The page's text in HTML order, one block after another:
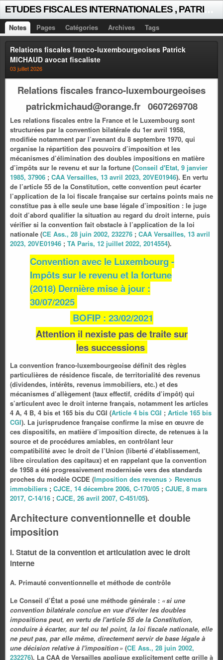
Notes Pages Catégories Archives Tags
Relations fiscales franco-luxembourgeoises Patrick
MICHAUD avocat fiscaliste
03 juillet 2026
Relations fiscales franco-luxembourgeoises
patrickmichaud@orange.fr 0607269708
Les relations fiscales entre la France et le Luxembourg sont
structurées par la convention bilatérale du 1er avril 1958,
modifiée notamment par l’avenant du 8 septembre 1970, qui
organise la répartition des pouvoirs d’imposition et les
mécanismes d’élimination des doubles impositions en matière
d’impôts sur le revenu et sur la fortune (Conseil d'Etat, 9 janvier
1985, 37906 ; CAA Versailles, 13 avril 2023, 20VE01946). En vertu
de l’article 55 de la Constitution, cette convention peut écarter
l’application de la loi fiscale française sur certains points mais ne
constitue pas à elle seule une base légale d’imposition : le juge
doit d’abord qualifier la situation au regard du droit interne, puis
vérifier si la convention fait obstacle à l’application de la loi
nationale (CE Ass., 28 juin 2002, 232276 ; CAA Versailles, 13 avril
2023, 20VE01946 ; TA Paris, 12 juillet 2022, 2014554).
Convention avec le Luxembourg -
Impôts sur le revenu et la fortune
(2018) Dernière mise à jour :
30/07/2025
BOFIP : 23/02/2021
Attention il nexiste pas de traite sur
les successions
La convention franco-luxembourgeoise définit des règles
particulières de résidence fiscale, de territorialité des revenus
(dividendes, intérêts, revenus immobiliers, etc.) et des
mécanismes d’allègement (taux effectif, crédits d’impôt) qui
s’articulent avec le droit interne français, notamment les articles
4 A, 4 B, 4 bis et 165 bis du CGI (Article 4 bis CGI ; Article 165 bis
CGI). La jurisprudence française confirme la mise en œuvre de
ces dispositifs, en matière d’imposition directe, de retenues à la
source et de procédures amiables, en contrôlant leur
compatibilité avec le droit de l’Union (liberté d’établissement,
libre circulation des capitaux) et en rappelant que la convention
de 1958 a été progressivement modernisée vers des standards
proches du modèle OCDE (Imposition des revenus > Revenus
immobiliers ; CJCE, 14 décembre 2006, C‑170/05 ; CJUE, 8 mars
2017, C‑14/16 ; CJCE, 26 avril 2007, C‑451/05).
Architecture conventionnelle et double
imposition
I. Statut de la convention et articulation avec le droit
interne
A. Primauté conventionnelle et méthode de contrôle
Le Conseil d’État a posé une méthode générale : « si une
convention bilatérale conclue en vue d'éviter les doubles
impositions peut, en vertu de l'article 55 de la Constitution,
conduire à écarter, sur tel ou tel point, la loi fiscale nationale, elle
ne peut pas, par elle même, directement servir de base légale à
une décision relative à l'imposition » (CE Ass., 28 juin 2002,
232276). La CAA de Versailles applique explicitement cette grille à